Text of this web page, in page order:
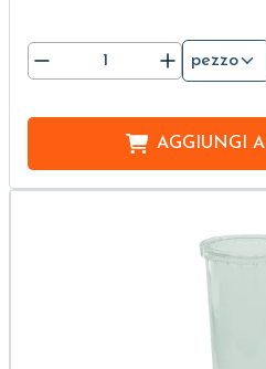
pezzo
AGGIUNGI A